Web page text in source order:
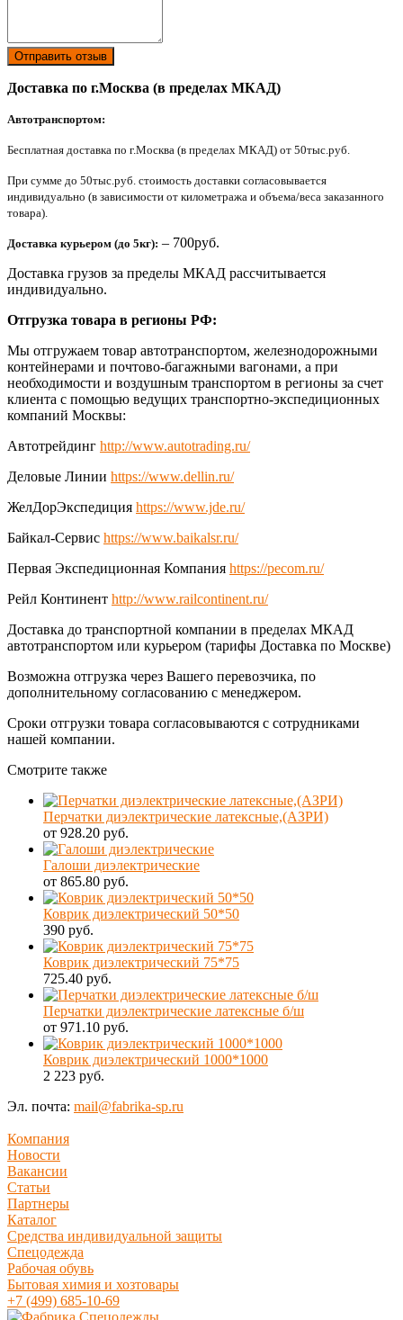
Отправить отзыв
Доставка по г.Москва (в пределах МКАД)
Автотранспортом:
Бесплатная доставка по г.Москва (в пределах МКАД) от 50тыс.руб.
При сумме до 50тыс.руб. стоимость доставки согласовывается
индивидуально (в зависимости от километража и объема/веса заказанного
товара).
Доставка курьером (до 5кг): – 700руб.
Доставка грузов за пределы МКАД рассчитывается
индивидуально.
Отгрузка товара в регионы РФ:
Мы отгружаем товар автотранспортом, железнодорожными
контейнерами и почтово-багажными вагонами, а при
необходимости и воздушным транспортом в регионы за счет
клиента с помощью ведущих транспортно-экспедиционных
компаний Москвы:
Автотрейдинг http://www.autotrading.ru/
Деловые Линии https://www.dellin.ru/
ЖелДорЭкспедиция https://www.jde.ru/
Байкал-Сервис https://www.baikalsr.ru/
Первая Экспедиционная Компания https://pecom.ru/
Рейл Континент http://www.railcontinent.ru/
Доставка до транспортной компании в пределах МКАД
автотранспортом или курьером (тарифы Доставка по Москве)
Возможна отгрузка через Вашего перевозчика, по
дополнительному согласованию с менеджером.
Сроки отгрузки товара согласовываются с сотрудниками
нашей компании.
Смотрите также
Перчатки диэлектрические латексные,(АЗРИ)
от 928.20 руб.
Галоши диэлектрические
от 865.80 руб.
Коврик диэлектрический 50*50
390 руб.
Коврик диэлектрический 75*75
725.40 руб.
Перчатки диэлектрические латексные б/ш
от 971.10 руб.
Коврик диэлектрический 1000*1000
2 223 руб.
Эл. почта: mail@fabrika-sp.ru
Компания
Новости
Вакансии
Статьи
Партнеры
Каталог
Средства индивидуальной защиты
Спецодежда
Рабочая обувь
Бытовая химия и хозтовары
+7 (499) 685-10-69